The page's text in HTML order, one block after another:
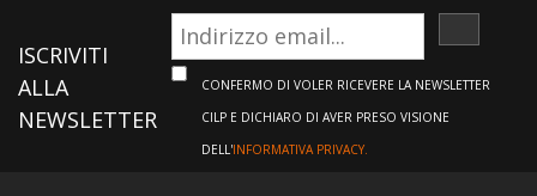
ISCRIVITI
ALLA
NEWSLETTER
CONFERMO DI VOLER RICEVERE LA NEWSLETTER
CILP E DICHIARO DI AVER PRESO VISIONE
DELL'INFORMATIVA PRIVACY.